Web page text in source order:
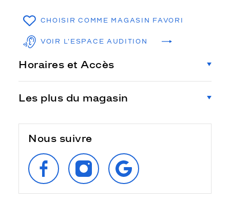
CHOISIR COMME MAGASIN FAVORI
VOIR L'ESPACE AUDITION
Horaires et Accès
Les plus du magasin
Nous suivre
SUIVEZ‑NOUS
SUR
FACEBOOK
SUIVEZ‑NOUS
SUR
INSTAGRAM
RETROUVEZ‑NOUS
SUR
GOOGLE